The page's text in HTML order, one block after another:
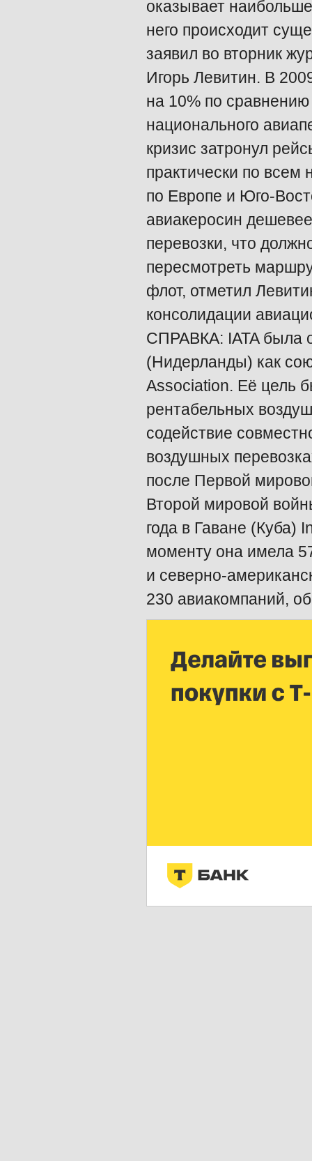
оказывает
него происходит
заявил во вторник
Игорь Левитин. В
на 10% по
национального
кризис затронул
практически по
по Европе и Юго-
авиакеросин
перевозки, что
пересмотреть
флот, отметил
консолидации
СПРАВКА: IATA была
(Нидерланды) как
Association. Её цель
рентабельных
содействие
воздушных
после Первой
Второй мировой
года в Гаване (Куба)
моменту она имела
и северно-
230 авиакомпаний,